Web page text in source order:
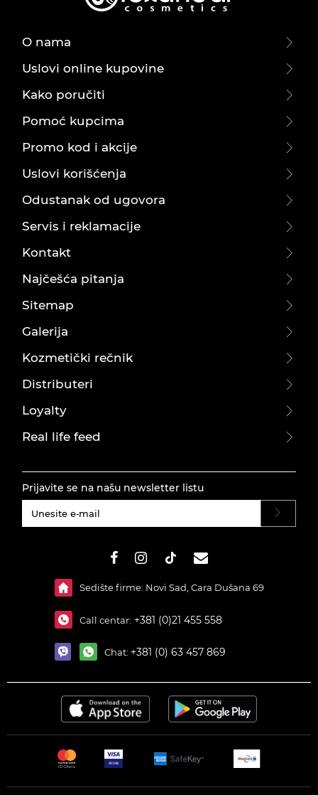
O nama
Uslovi online kupovine
Kako poručiti
Pomoć kupcima
Promo kod i akcije
Uslovi korišćenja
Odustanak od ugovora
Servis i reklamacije
Kontakt
Najčešća pitanja
Sitemap
Galerija
Kozmetički rečnik
Distributeri
Loyalty
Real life feed
Prijavite se na našu newsletter listu
Sedište firme: Novi Sad, Cara Dušana 69
Call centar: +381 (0)21 455 558
Chat: +381 (0) 63 457 869